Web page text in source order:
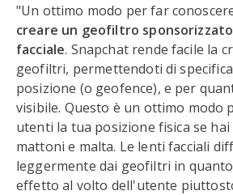
"Un ottimo modo per far
creare un geofiltro
facciale. Snapchat rende facile la
geofiltri, permettendoti di
posizione (o geofence), e per
visibile. Questo è un ottimo modo
utenti la tua posizione fisica se
mattoni e malta. Le lenti facciali
leggermente dai geofiltri in
effetto al volto dell'utente